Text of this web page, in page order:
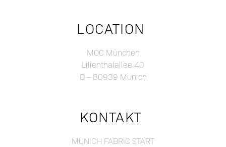
LOCATION
MOC München
Lilienthalallee 40
D – 80939 Munich
KONTAKT
MUNICH FABRIC START